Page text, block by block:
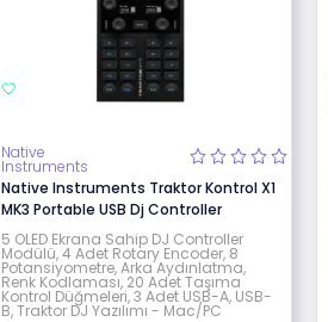
Native
Instruments
Native Instruments Traktor Kontrol X1
MK3 Portable USB Dj Controller
5 OLED Ekrana Sahip DJ Controller
Modülü, 4 Adet Rotary Encoder, 8
Potansiyometre, Arka Aydınlatma,
Renk Kodlaması, 20 Adet Taşıma
Kontrol Düğmeleri, 3 Adet USB-A, USB-
B, Traktor DJ Yazılımı - Mac/PC